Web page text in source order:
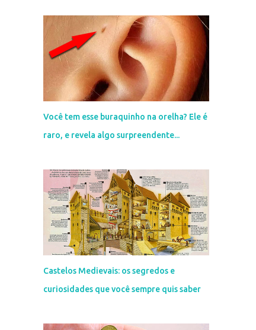
Você tem esse buraquinho na orelha? Ele é
raro, e revela algo surpreendente...
Castelos Medievais: os segredos e
curiosidades que você sempre quis saber